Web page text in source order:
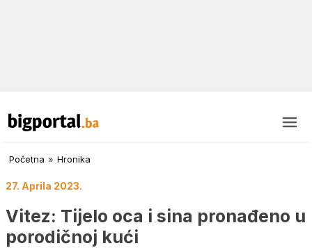
Početna » Hronika
27. Aprila 2023.
Vitez: Tijelo oca i sina pronađeno u
porodičnoj kući